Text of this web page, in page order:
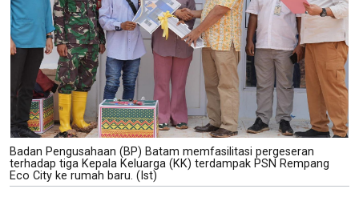
Badan Pengusahaan (BP) Batam memfasilitasi pergeseran
terhadap tiga Kepala Keluarga (KK) terdampak PSN Rempang
Eco City ke rumah baru. (Ist)